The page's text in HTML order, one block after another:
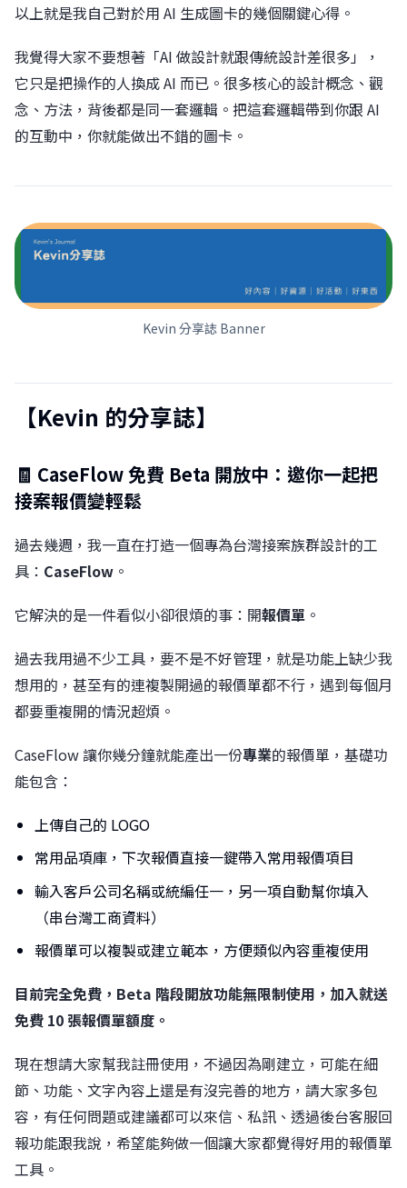
以上就是我自己對於用 AI 生成圖卡的幾個關鍵心得。
我覺得大家不要想著「AI 做設計就跟傳統設計差很多」，
它只是把操作的人換成 AI 而已。很多核心的設計概念、觀
念、方法，背後都是同一套邏輯。把這套邏輯帶到你跟 AI
的互動中，你就能做出不錯的圖卡。
Kevin 分享誌 Banner
【Kevin 的分享誌】
🧾 CaseFlow 免費 Beta 開放中：邀你一起把
接案報價變輕鬆
過去幾週，我一直在打造一個專為台灣接案族群設計的工
具： CaseFlow 。
它解決的是一件看似小卻很煩的事：開報價單 。
過去我用過不少工具，要不是不好管理，就是功能上缺少我
想用的，甚至有的連複製開過的報價單都不行，遇到每個月
都要重複開的情況超煩。
CaseFlow 讓你幾分鐘就能產出一份專業的報價單，基礎功
能包含：
上傳自己的 LOGO
常用品項庫，下次報價直接一鍵帶入常用報價項目
輸入客戶公司名稱或統編任一，另一項自動幫你填入
（串台灣工商資料）
報價單可以複製或建立範本，方便類似內容重複使用
目前完全免費，Beta 階段開放功能無限制使用，加入就送
免費 10 張報價單額度。
現在想請大家幫我註冊使用，不過因為剛建立，可能在細
節、功能、文字內容上還是有沒完善的地方，請大家多包
容，有任何問題或建議都可以來信、私訊、透過後台客服回
報功能跟我說，希望能夠做一個讓大家都覺得好用的報價單
工具。